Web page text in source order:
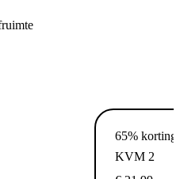
65% korting
KVM 2